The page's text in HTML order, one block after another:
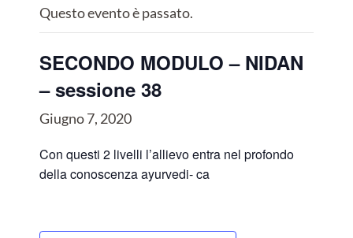
Questo evento è passato.
SECONDO MODULO – NIDAN
– sessione 38
Giugno 7, 2020
Con questi 2 livelli l’allievo entra nel profondo
della conoscenza ayurvedi- ca